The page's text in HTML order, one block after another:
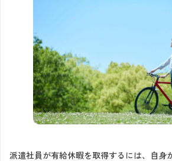
派遣社員が有給休暇を取得するには、自身